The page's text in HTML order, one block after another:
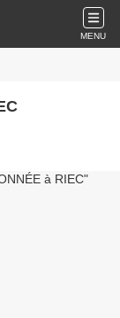
MENU